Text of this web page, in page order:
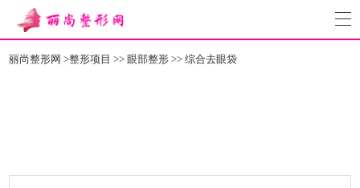
丽尚整形网 >整形项目 >> 眼部整形 >>综合去眼袋